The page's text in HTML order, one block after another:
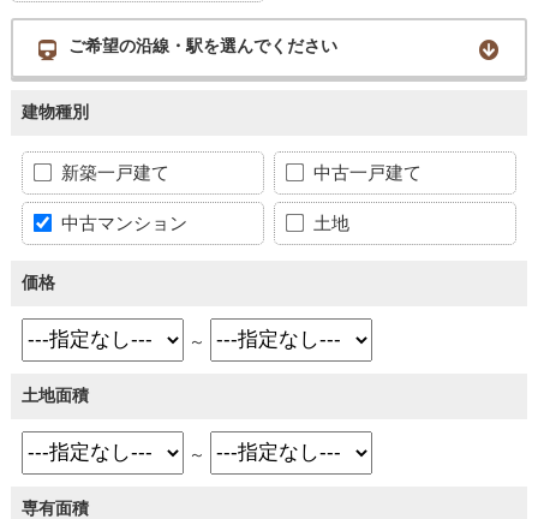
ご希望の沿線・駅を選んでください
建物種別
新築一戸建て 中古一戸建て
中古マンション 土地
価格
～
土地面積
～
専有面積